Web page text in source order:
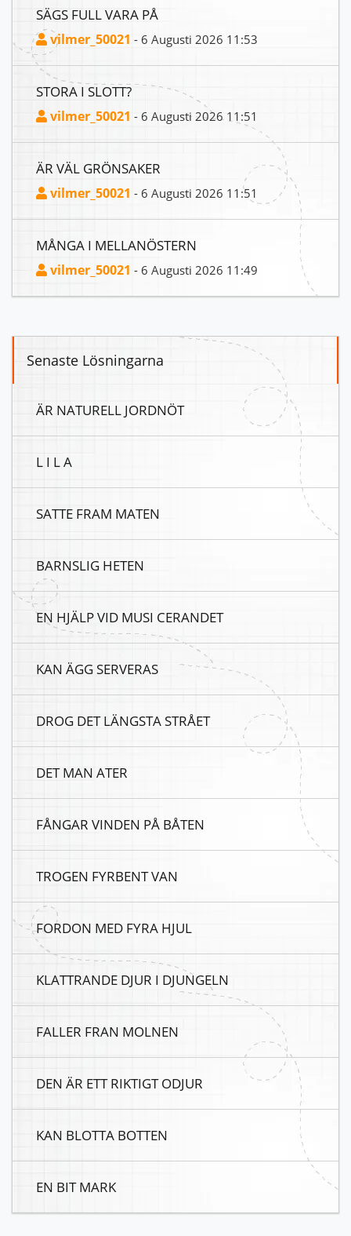
SÄGS FULL VARA PÅ
vilmer_50021 - 6 Augusti 2026 11:53
STORA I SLOTT?
vilmer_50021 - 6 Augusti 2026 11:51
ÄR VÄL GRÖNSAKER
vilmer_50021 - 6 Augusti 2026 11:51
MÅNGA I MELLANÖSTERN
vilmer_50021 - 6 Augusti 2026 11:49
Senaste Lösningarna
ÄR NATURELL JORDNÖT
L I L A
SATTE FRAM MATEN
BARNSLIG HETEN
EN HJÄLP VID MUSI CERANDET
KAN ÄGG SERVERAS
DROG DET LÄNGSTA STRÅET
DET MAN ATER
FÅNGAR VINDEN PÅ BÅTEN
TROGEN FYRBENT VAN
FORDON MED FYRA HJUL
KLATTRANDE DJUR I DJUNGELN
FALLER FRAN MOLNEN
DEN ÄR ETT RIKTIGT ODJUR
KAN BLOTTA BOTTEN
EN BIT MARK